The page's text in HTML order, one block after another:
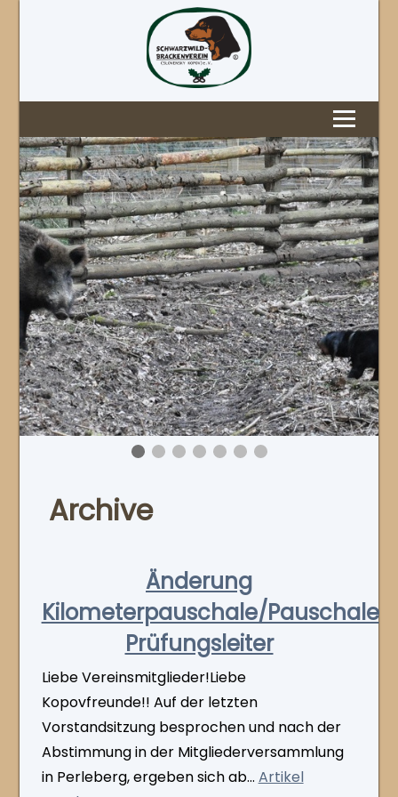
Archive
Änderung
Kilometerpauschale/Pauschale
Prüfungsleiter
Liebe Vereinsmitglieder!Liebe
Kopovfreunde!! Auf der letzten
Vorstandsitzung besprochen und nach der
Abstimmung in der Mitgliederversammlung
in Perleberg, ergeben sich ab... Artikel